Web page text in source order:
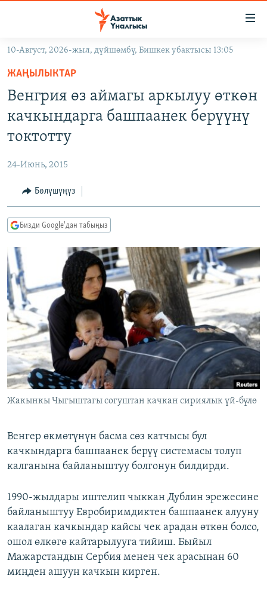
Навигацияга
өтүңүз
Издөөгө
салыңызКЫРГЫЗСТАН
МАДАНИЯТ
ДҮЙНӨ
ТВ ПРОГРАММАЛАР
БҮГҮН АЗАТТЫКТА
ДАНИСТЕ
ЭЖЕ-СИҢДИЛЕР
АЗАТТЫК+
ЫҢГАЙСЫЗ СУРООЛОР
ПОДКАСТ
Русский
ОНЛАЙН ШЕРИНЕ
ЭЕ/АРнун бардык сайттары
10-Август, 2026-жыл, дүйшөмбү, Бишкек убактысы 13:05
ЖАҢЫЛЫКТАР
Венгрия өз аймагы аркылуу өткөн
качкындарга башпаанек берүүнү
токтотту
24-Июнь, 2015
Бөлүшүңүз
Бизди Google'дан табыңыз
Жакынкы Чыгыштагы согуштан качкан сириялык үй-бүлө
Венгер өкмөтүнүн басма сөз катчысы бул
качкындарга башпаанек берүү системасы толуп
калганына байланыштуу болгонун билдирди.
1990-жылдары иштелип чыккан Дублин эрежесине
байланыштуу Евробиримдиктен башпаанек алууну
каалаган качкындар кайсы чек арадан өткөн болсо,
ошол өлкөгө кайтарылууга тийиш. Быйыл
Мажарстандын Сербия менен чек арасынан 60
миңден ашуун качкын кирген.